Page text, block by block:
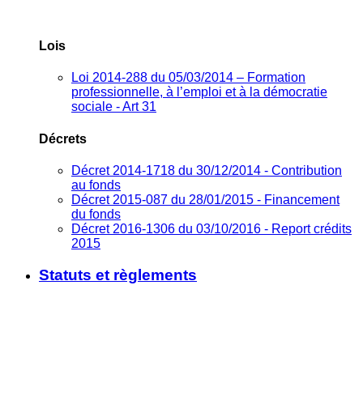
Lois
Loi 2014-288 du 05/03/2014 – Formation
professionnelle, à l’emploi et à la démocratie
sociale - Art 31
Décrets
Décret 2014-1718 du 30/12/2014 - Contribution
au fonds
Décret 2015-087 du 28/01/2015 - Financement
du fonds
Décret 2016-1306 du 03/10/2016 - Report crédits
2015
Statuts et règlements